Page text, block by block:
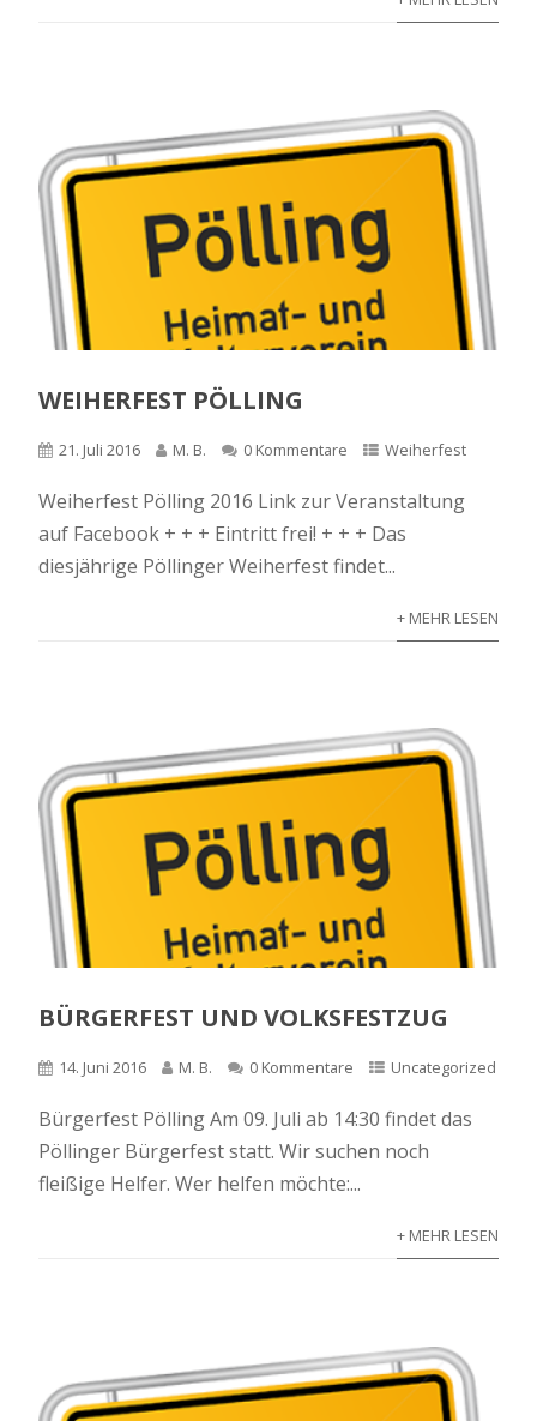
WEIHERFEST PÖLLING
21. Juli 2016 M. B. 0 Kommentare Weiherfest
Weiherfest Pölling 2016 Link zur Veranstaltung
auf Facebook + + + Eintritt frei! + + + Das
diesjährige Pöllinger Weiherfest findet...
+ MEHR LESEN
BÜRGERFEST UND VOLKSFESTZUG
14. Juni 2016 M. B. 0 Kommentare Uncategorized
Bürgerfest Pölling Am 09. Juli ab 14:30 findet das
Pöllinger Bürgerfest statt. Wir suchen noch
fleißige Helfer. Wer helfen möchte:...
+ MEHR LESEN